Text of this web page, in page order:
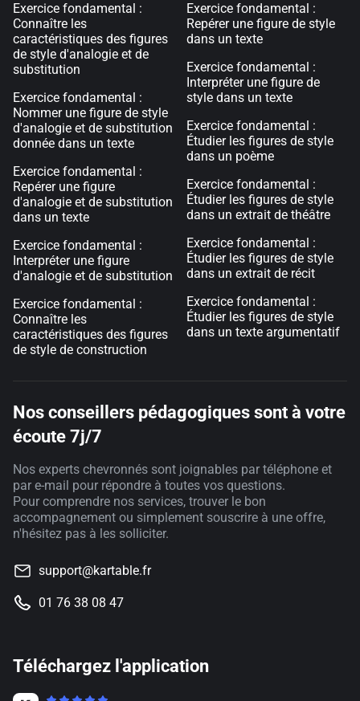
Exercice fondamental :
Connaître les
caractéristiques des figures
de style d'analogie et de
substitution
Exercice fondamental :
Nommer une figure de style
d'analogie et de substitution
donnée dans un texte
Exercice fondamental :
Repérer une figure
d'analogie et de substitution
dans un texte
Exercice fondamental :
Interpréter une figure
d'analogie et de substitution
Exercice fondamental :
Connaître les
caractéristiques des figures
de style de construction
Exercice fondamental :
Repérer une figure de style
dans un texte
Exercice fondamental :
Interpréter une figure de
style dans un texte
Exercice fondamental :
Étudier les figures de style
dans un poème
Exercice fondamental :
Étudier les figures de style
dans un extrait de théâtre
Exercice fondamental :
Étudier les figures de style
dans un extrait de récit
Exercice fondamental :
Étudier les figures de style
dans un texte argumentatif
Nos conseillers pédagogiques sont à votre
écoute 7j/7
Nos experts chevronnés sont joignables par téléphone et
par e-mail pour répondre à toutes vos questions.
Pour comprendre nos services, trouver le bon
accompagnement ou simplement souscrire à une offre,
n'hésitez pas à les solliciter.
support@kartable.fr
01 76 38 08 47
Téléchargez l'application